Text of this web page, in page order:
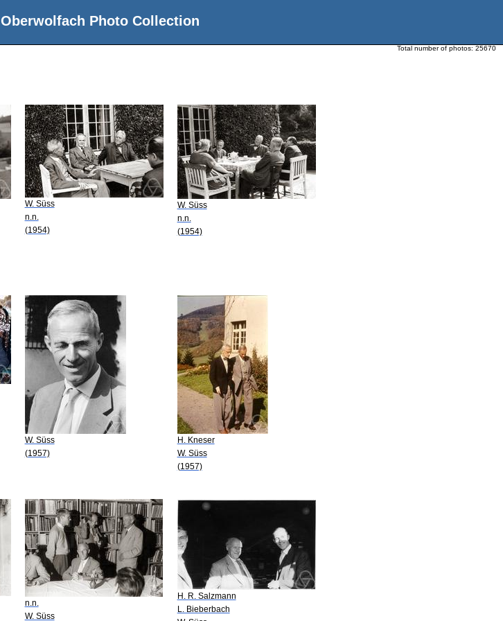
Oberwolfach Photo Collection
Total number of photos: 25670
W. Süss
n.n.
(1954)
W. Süss
n.n.
(1954)
W. Süss
(1957)
H. Kneser
W. Süss
(1957)
n.n.
W. Süss
H. R. Salzmann
L. Bieberbach